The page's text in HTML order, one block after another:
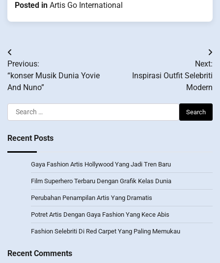
Posted in Artis Go International
Post
navigation
Previous:
“konser Musik Dunia Yovie
And Nuno”
Next:
Inspirasi Outfit Selebriti
Modern
Search
for:
Recent Posts
Gaya Fashion Artis Hollywood Yang Jadi Tren Baru
Film Superhero Terbaru Dengan Grafik Kelas Dunia
Perubahan Penampilan Artis Yang Dramatis
Potret Artis Dengan Gaya Fashion Yang Kece Abis
Fashion Selebriti Di Red Carpet Yang Paling Memukau
Recent Comments